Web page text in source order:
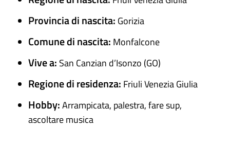
Provincia di nascita: Gorizia
Comune di nascita: Monfalcone
Vive a: San Canzian d’Isonzo (GO)
Regione di residenza: Friuli Venezia Giulia
Hobby:Arrampicata, palestra, fare sup,
ascoltare musica